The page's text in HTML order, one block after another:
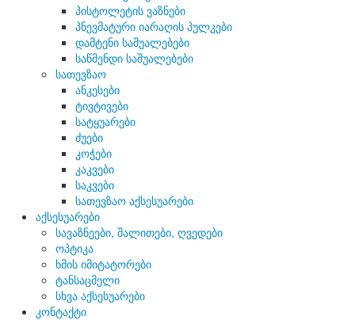
პისტოლეტის ვაზნები
პნევმატური იარაღის პულკები
დამტენი საშუალებები
საწმენდი საშუალებები
სათევზაო
ანკესები
ტივტივები
სატყუარები
ძუები
კოჭები
კაკვები
საკვები
სათევზაო აქსესუარები
აქსესუარები
სავაზნეები, შალითები, ღვედები
ოპტიკა
ხმის იმიტატორები
ტანსაცმელი
სხვა აქსესუარები
კონტაქტი